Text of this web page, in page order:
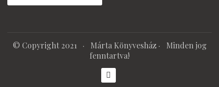
© Copyright 2021 · Márta Könyvesház· Minden jog
fenntartva!